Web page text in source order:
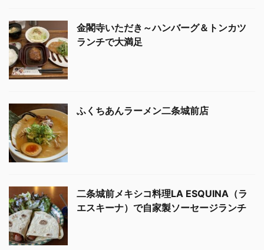
金閣寺いただき～ハンバーグ＆トンカツ
ランチで大満足
ふくちあんラーメン二条城前店
二条城前メキシコ料理LA ESQUINA（ラ
エスキーナ）で自家製ソーセージランチ